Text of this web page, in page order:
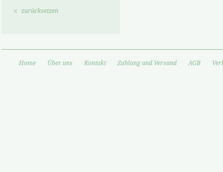
zurücksetzen
Home Über uns Kontakt Zahlung und Versand AGB